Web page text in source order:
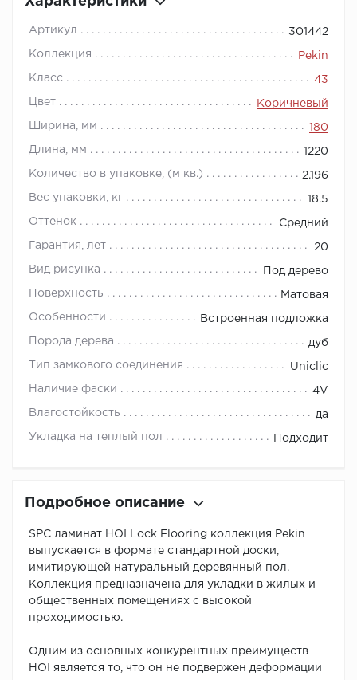
Артикул 301442
Коллекция Pekin
Класс 43
Цвет Коричневый
Ширина, мм 180
Длина, мм 1220
Количество в упаковке, (м кв.) 2.196
Вес упаковки, кг 18.5
Оттенок Средний
Гарантия, лет 20
Вид рисунка Под дерево
Поверхность Матовая
Особенности Встроенная подложка
Порода дерева дуб
Тип замкового соединения Uniclic
Наличие фаски 4V
Влагостойкость да
Укладка на теплый пол Подходит
Подробное описание
SPC ламинат HOI Lock Flooring коллекция Pekin
выпускается в формате стандартной доски,
имитирующей натуральный деревянный пол.
Коллекция предназначена для укладки в жилых и
общественных помещениях с высокой
проходимостью.
Одним из основных конкурентных преимуществ
HOI является то, что он не подвержен деформации